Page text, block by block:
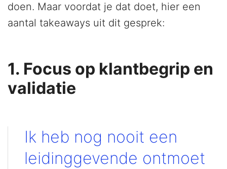
doen. Maar voordat je dat doet, hier een
aantal takeaways uit dit gesprek:
1. Focus op klantbegrip en
validatie
Ik heb nog nooit een
leidinggevende ontmoet